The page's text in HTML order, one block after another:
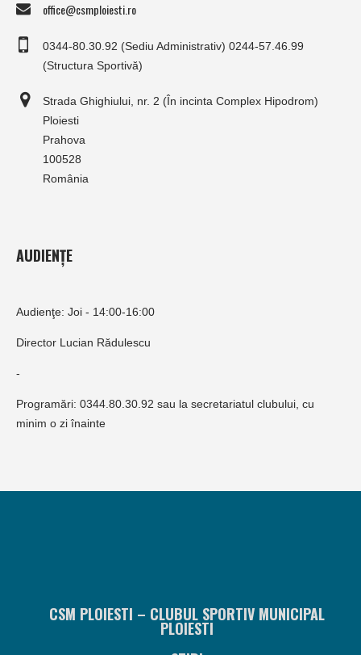
office@csmploiesti.ro
0344-80.30.92 (Sediu Administrativ) 0244-57.46.99
(Structura Sportivă)
Strada Ghighiului, nr. 2 (În incinta Complex Hipodrom)
Ploiesti
Prahova
100528
România
AUDIENȚE
Audienţe: Joi - 14:00-16:00
Director Lucian Rădulescu
-
Programări: 0344.80.30.92 sau la secretariatul clubului, cu
minim o zi înainte
CSM PLOIESTI – CLUBUL SPORTIV MUNICIPAL
PLOIESTI